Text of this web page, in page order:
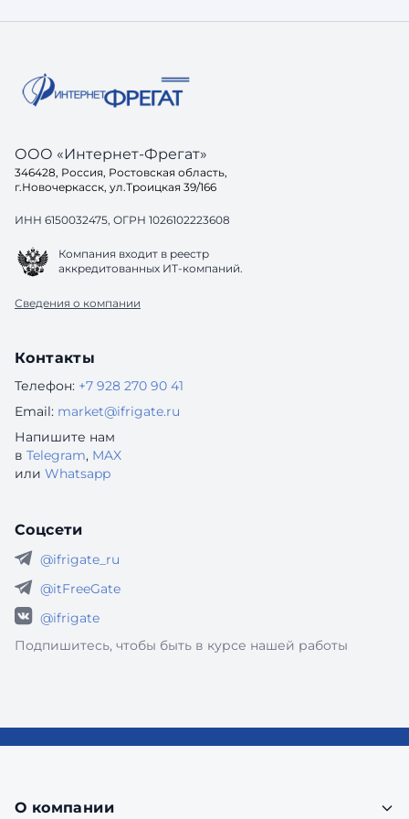
вопрос: а готов ли ваш са
до
ООО «Интернет-Фрегат»
346428, Россия, Ростовская область,
г.Новочеркасск, ул.Троицкая 39/166
ИНН 6150032475, ОГРН 1026102223608
Компания входит в реестр
аккредитованных ИТ-компаний.
Сведения о компании
Контакты
Телефон: +7 928 270 90 41
Email: market@ifrigate.ru
Напишите нам
в Telegram, MAX
или Whatsapp
Соцсети
@ifrigate_ru
@itFreeGate
@ifrigate
Подпишитесь, чтобы быть в курсе нашей работы
О компании